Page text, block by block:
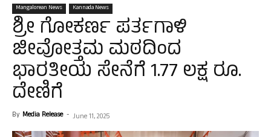
Mangalorean News Kannada News
ಶ್ರೀ ಗೋಕರ್ಣ ಪರ್ತಗಾಳಿ
ಜೀವೋತ್ತಮ ಮಠದಿಂದ
ಭಾರತೀಯ ಸೇನೆಗೆ 1.77 ಲಕ್ಷ ರೂ.
ದೇಣಿಗೆ
By Media Release - June 11, 2025